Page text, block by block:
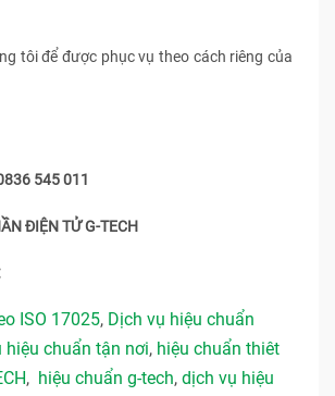
tôi để được phục vụ theo cách riêng của
545 011
ĐIỆN TỬ G-TECH
ISO 17025, Dịch vụ hiệu chuẩn
hiệu chuẩn tận nơi, hiệu chuẩn thiêt
, hiệu chuẩn g-tech, dịch vụ hiệu